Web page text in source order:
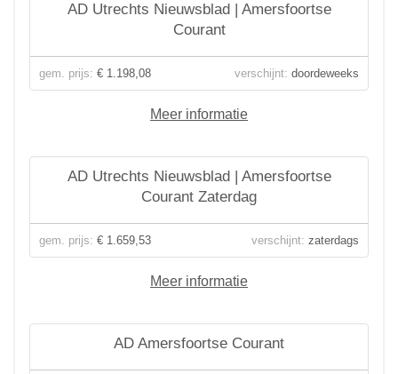
AD Utrechts Nieuwsblad | Amersfoortse
Courant
gem. prijs: € 1.198,08 verschijnt: doordeweeks
Meer informatie
AD Utrechts Nieuwsblad | Amersfoortse
Courant Zaterdag
gem. prijs: € 1.659,53 verschijnt: zaterdags
Meer informatie
AD Amersfoortse Courant